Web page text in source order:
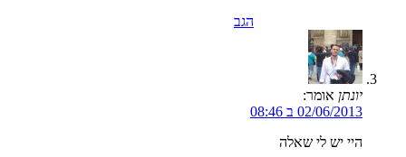
הגב
יונתן אומר:
02/06/2013 ב 08:46
היי יש לי שאלה